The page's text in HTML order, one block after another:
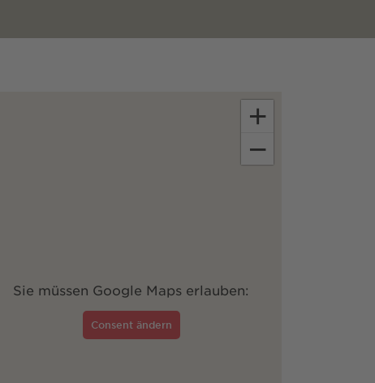
Sie müssen Google Maps erlauben:
Consent ändern
+
−